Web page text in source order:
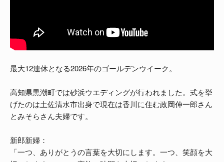
最大12連休となる2026年のゴールデンウイーク。
高知県黒潮町では砂浜ウエディングが行われました。式を挙
げたのは土佐清水市出身で現在は香川に住む政岡伸一郎さん
とみそらさん夫婦です。
新郎新婦：
「一つ、ありがとうの言葉を大切にします。一つ、笑顔を大